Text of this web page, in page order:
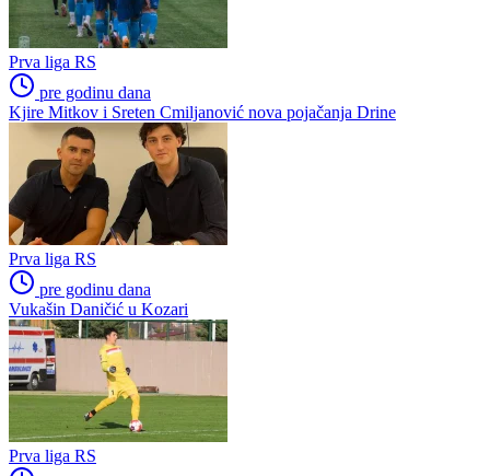
Prva liga RS
pre godinu dana
Kjire Mitkov i Sreten Cmiljanović nova pojačanja Drine
Prva liga RS
pre godinu dana
Vukašin Daničić u Kozari
Prva liga RS